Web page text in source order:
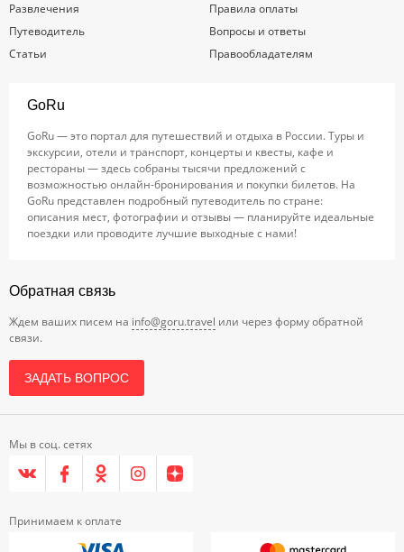
Развлечения
Путеводитель
Статьи
Правила оплаты
Вопросы и ответы
Правообладателям
GoRu
GoRu — это портал для путешествий и отдыха в России. Туры и
экскурсии, отели и транспорт, концерты и квесты, кафе и
рестораны — здесь собраны тысячи предложений с
возможностью онлайн-бронирования и покупки билетов. На
GoRu представлен подробный путеводитель по стране:
описания мест, фотографии и отзывы — планируйте идеальные
поездки или проводите лучшие выходные с нами!
Обратная связь
Ждем ваших писем на info@goru.travel или через форму обратной
связи.
ЗАДАТЬ ВОПРОС
Мы в соц. сетях
Принимаем к оплате